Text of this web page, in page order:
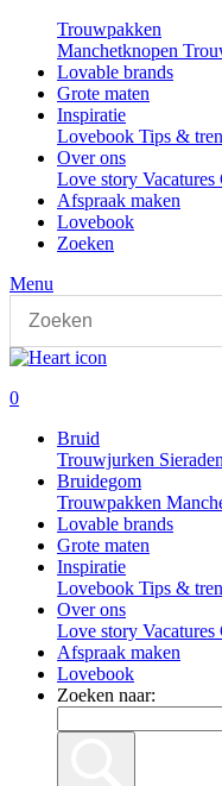
Trouwpakken
Manchetknopen
Lovable brands
Grote maten
Inspiratie
Lovebook Tips &
Over ons
Love story Vacatures
Afspraak maken
Lovebook
Zoeken
Menu
0
Bruid
Trouwjurken Sieraden
Bruidegom
Trouwpakken
Lovable brands
Grote maten
Inspiratie
Lovebook Tips &
Over ons
Love story Vacatures
Afspraak maken
Lovebook
Zoeken naar: